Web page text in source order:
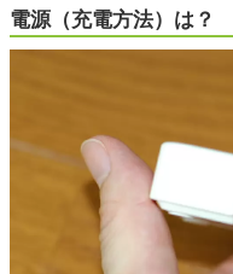
電源（充電方法）は？